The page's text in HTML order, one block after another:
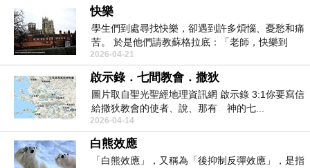
快樂
學生們到處尋找快樂，卻遇到許多煩惱、憂愁和痛
苦。 於是他們請教蘇格拉底：「老師，快樂到
底...
2026-04-21
啟示錄．七間教會．撒狄
圖片取自聖光聖經地理資訊網 啟示錄 3:1你要寫信
給撒狄教會的使者、說、那有 神的七...
2026-04-14
白熊效應
「白熊效應」，又稱為「後抑制反彈效應」，是指